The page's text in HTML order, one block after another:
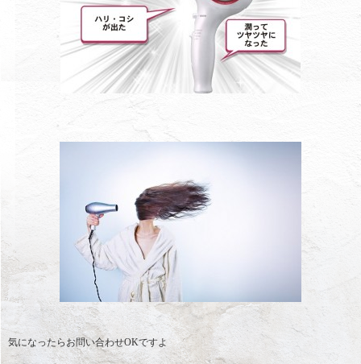
気になったらお問い合わせOKですよ